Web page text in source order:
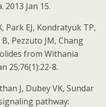
2013 Jan 15.
Park EJ, Kondratyuk TP,
Pezzuto JM, Chang
from Withania
25;76(1):22-8.
J, Dubey VK, Sundar
pathway: